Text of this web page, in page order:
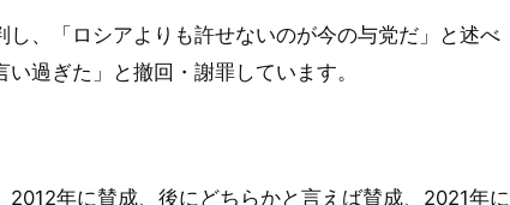
、「ロシアよりも許せないのが今の与党だ」と述べ
過ぎた」と撤回・謝罪しています。
年に賛成、後にどちらかと言えば賛成、2021年に